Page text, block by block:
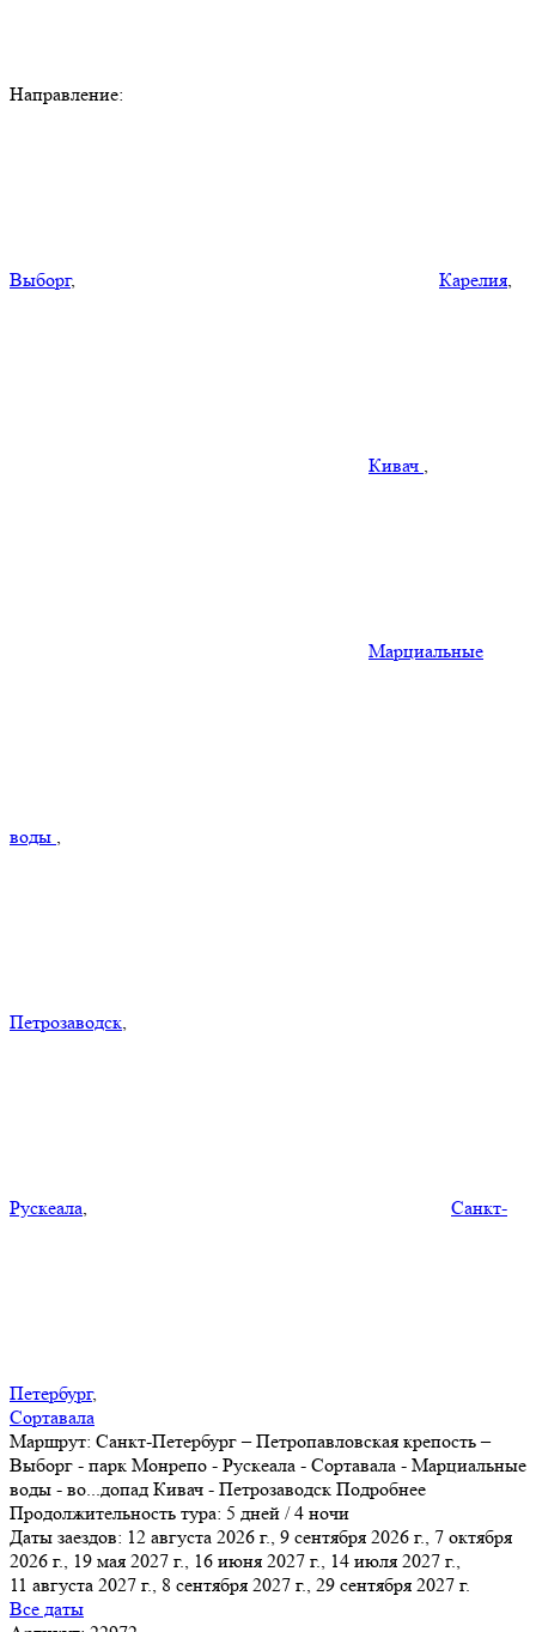
Направление:
Выборг, Карелия,
Кивач ,
Марциальные
воды ,
Петрозаводск,
Рускеала, Санкт-
Петербург,
Сортавала
Маршрут: Санкт-Петербург – Петропавловская крепость –
Выборг - парк Монрепо - Рускеала - Сортавала - Марциальные
воды - во...допад Кивач - Петрозаводск Подробнее
Продолжительность тура: 5 дней / 4 ночи
Даты заездов: 12 августа 2026 г., 9 сентября 2026 г., 7 октября
2026 г., 19 мая 2027 г., 16 июня 2027 г., 14 июля 2027 г.,
11 августа 2027 г., 8 сентября 2027 г., 29 сентября 2027 г.
Все даты